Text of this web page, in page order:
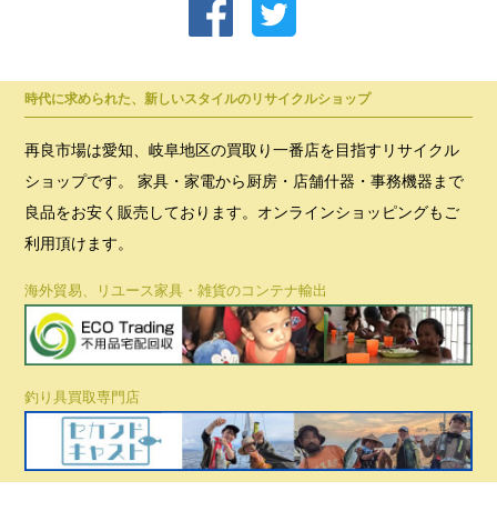
時代に求められた、新しいスタイルのリサイクルショップ
再良市場は愛知、岐阜地区の買取り一番店を目指すリサイクル
ショップです。 家具・家電から厨房・店舗什器・事務機器まで
良品をお安く販売しております。オンラインショッピングもご
利用頂けます。
海外貿易、リユース家具・雑貨のコンテナ輸出
釣り具買取専門店